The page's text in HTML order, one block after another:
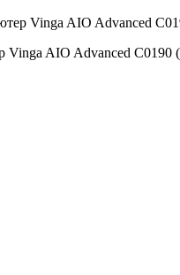
Vinga AIO Advanced